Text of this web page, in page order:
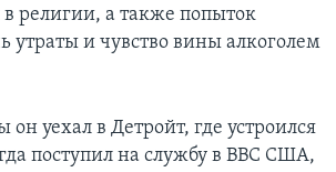
религии, а также попыток
утраты и чувство вины алкоголем
он уехал в Детройт, где устроился
поступил на службу в ВВС США,